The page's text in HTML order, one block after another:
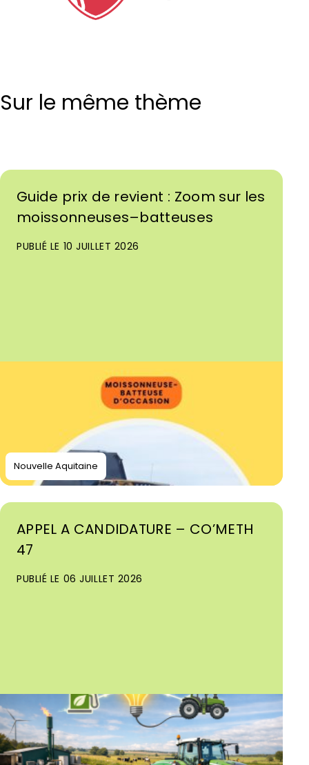
Sur le même thème
Guide prix de revient : Zoom sur les
moissonneuses–batteuses
PUBLIÉ LE 10 JUILLET 2026
Nouvelle Aquitaine
APPEL A CANDIDATURE – CO’METH
47
PUBLIÉ LE 06 JUILLET 2026